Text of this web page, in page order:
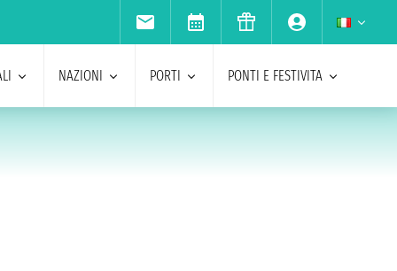
NAZIONI PORTI PONTI E FESTIVITA